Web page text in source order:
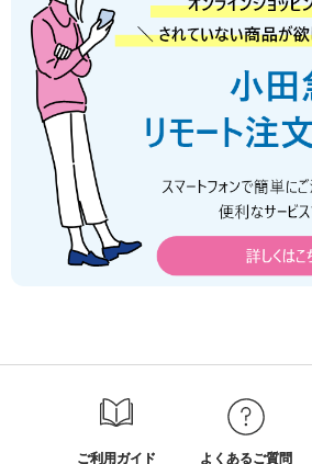
ご利用ガイド よくあるご質問